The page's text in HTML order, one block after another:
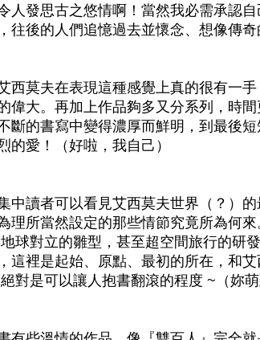
人發思古之悠情啊！當然我必需承認
往後的人們追憶過去並懷念、想像傳奇
西莫夫在表現這種感覺上真的很有一
偉大。再加上作品夠多又分系列，時
斷的書寫中變得濃厚而鮮明，到最後
的愛！（好啦，我自己）
中讀者可以看見艾西莫夫世界（？）
理所當然設定的那些情節究竟所為何
球對立的雛型，甚至超空間旅行的研
這裡是起始、原點、最初的所在，和
對是可以讓人抱書翻滾的程度 ~（妳萌